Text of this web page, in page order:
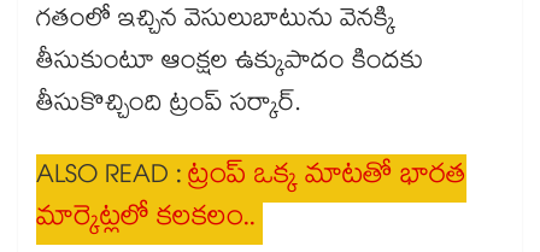
గతంలో ఇచ్చిన వెసులుబాటును వెనక్కి
తీసుకుంటూ ఆంక్షల ఉక్కుపాదం కిందకు
తీసుకొచ్చింది ట్రంప్ సర్కార్.
ALSO READ :ట్రంప్ ఒక్క మాటతో భారత
మార్కెట్లలో కలకలం..